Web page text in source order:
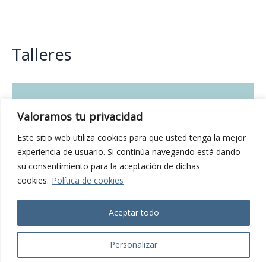
Valoramos tu privacidad
Este sitio web utiliza cookies para que usted tenga la mejor
experiencia de usuario. Si continúa navegando está dando
su consentimiento para la aceptación de dichas
cookies. Política de cookies
Personalizar
Aceptar todo
Talleres